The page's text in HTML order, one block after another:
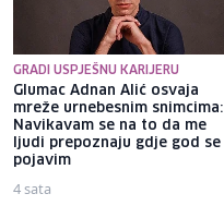
GRADI USPJEŠNU KARIJERU
Glumac Adnan Alić osvaja
mreže urnebesnim snimcima:
Navikavam se na to da me
ljudi prepoznaju gdje god se
pojavim
4 sata